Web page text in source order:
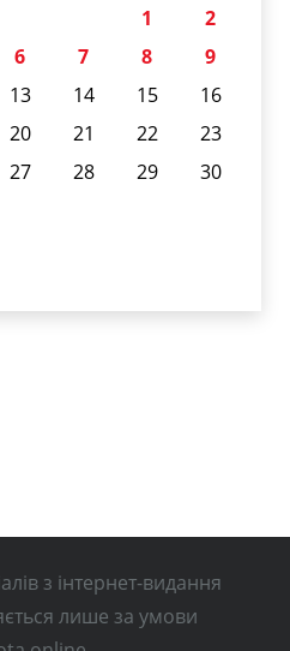
1
2
6 7 8
9
13 14 15
16
20 21 22
23
27 28 29
30
з інтернет-видання
лише за умови